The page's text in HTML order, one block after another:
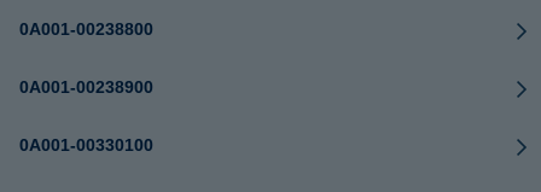
0A001-00238800
0A001-00238900
0A001-00330100